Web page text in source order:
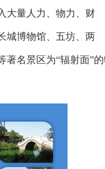
大量人力、物力、财
城博物馆、五坊、两
著名景区为“辐射面”